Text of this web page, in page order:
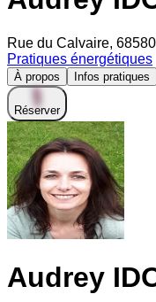
Rue du Calvaire,
Pratiques énergétiques
À propos Infos pratiques
Réserver
Audrey